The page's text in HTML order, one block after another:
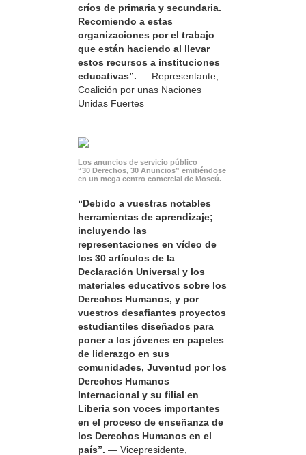
críos de primaria y secundaria.
Recomiendo a estas
organizaciones por el trabajo
que están haciendo al llevar
estos recursos a instituciones
educativas”. — Representante,
Coalición por unas Naciones
Unidas Fuertes
Los anuncios de servicio público
“30 Derechos, 30 Anuncios” emitiéndose
en un mega centro comercial de Moscú.
“Debido a vuestras notables
herramientas de aprendizaje;
incluyendo las
representaciones en vídeo de
los 30 artículos de la
Declaración Universal y los
materiales educativos sobre los
Derechos Humanos, y por
vuestros desafiantes proyectos
estudiantiles diseñados para
poner a los jóvenes en papeles
de liderazgo en sus
comunidades, Juventud por los
Derechos Humanos
Internacional y su filial en
Liberia son voces importantes
en el proceso de enseñanza de
los Derechos Humanos en el
país”. — Vicepresidente,